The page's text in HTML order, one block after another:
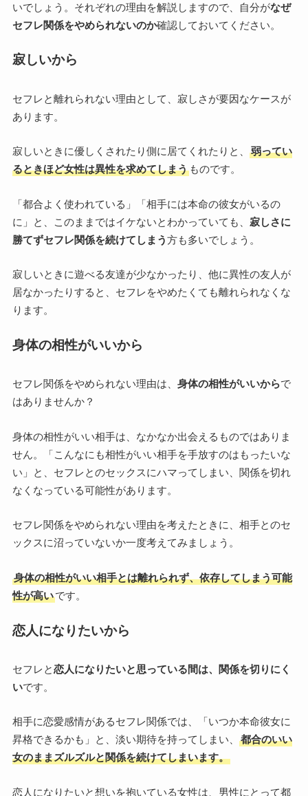
いでしょう。それぞれの理由を解説しますので、自分がなぜ
セフレ関係をやめられないのか確認しておいてください。
寂しいから
セフレと離れられない理由として、寂しさが要因なケースが
あります。
寂しいときに優しくされたり側に居てくれたりと、
弱ってい
るときほど女性は異性を求めてしまうものです。
「都合よく使われている」「相手には本命の彼女がいるの
に」と、このままではイケないとわかっていても、 寂しさに
勝てずセフレ関係を続けてしまう方も多いでしょう。
寂しいときに遊べる友達が少なかったり、他に異性の友人が
居なかったりすると、セフレをやめたくても離れられなくな
ります。
身体の相性がいいから
セフレ関係をやめられない理由は、 身体の相性がいいからで
はありませんか？
身体の相性がいい相手は、なかなか出会えるものではありま
せん。「こんなにも相性がいい相手を手放すのはもったいな
い」と、セフレとのセックスにハマってしまい、関係を切れ
なくなっている可能性があります。
セフレ関係をやめられない理由を考えたときに、相手とのセ
ックスに沼っていないか一度考えてみましょう。
身体の相性がいい相手とは離れられず、依存してしまう可能
性が高いです。
恋人になりたいから
セフレと恋人になりたいと思っている間は、関係を切りにく
いです。
相手に恋愛感情があるセフレ関係では、「いつか本命彼女に
昇格できるかも」と、淡い期待を持ってしまい、
都合のいい
女のままズルズルと関係を続けてしまいます。
恋人になりたいと想いを抱いている女性は、男性にとって都